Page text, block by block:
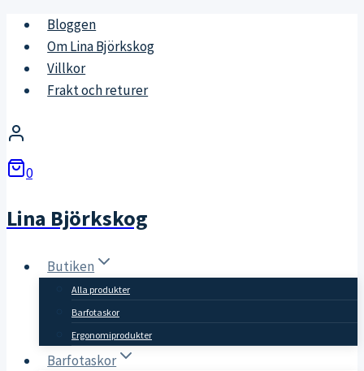
Skip
content
Bloggen
Om Lina Björkskog
Villkor
Frakt och returer
0
Lina Björkskog
Butiken
Alla produkter
Barfotaskor
Ergonomiprodukter
Barfotaskor